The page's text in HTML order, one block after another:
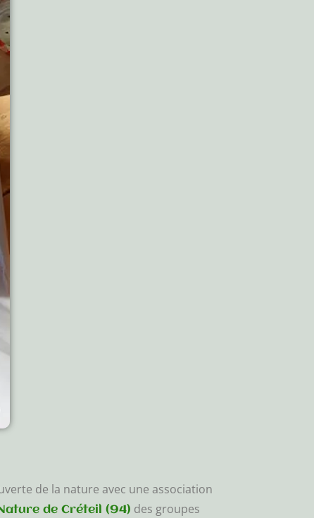
de la nature avec une association
de Créteil (94) des groupes